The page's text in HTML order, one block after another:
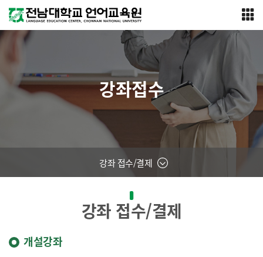
강좌 접수/결제
강좌접수
강좌 접수/결제
개설강좌